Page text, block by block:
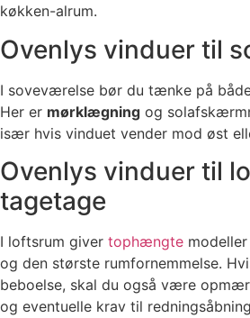
køkken-alrum.
Ovenlys vinduer til
I soveværelse bør du tænke på
Her er mørklægning og
især hvis vinduet vender mod øst
Ovenlys vinduer til
tagetage
I loftsrum giver tophængte
og den største rumfornemmelse.
beboelse, skal du også være
og eventuelle krav til